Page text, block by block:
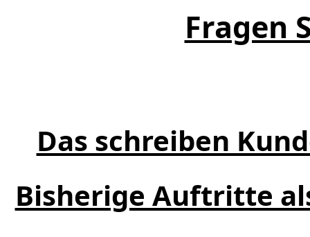
Fragen
Das schreiben
Bisherige Auftritte